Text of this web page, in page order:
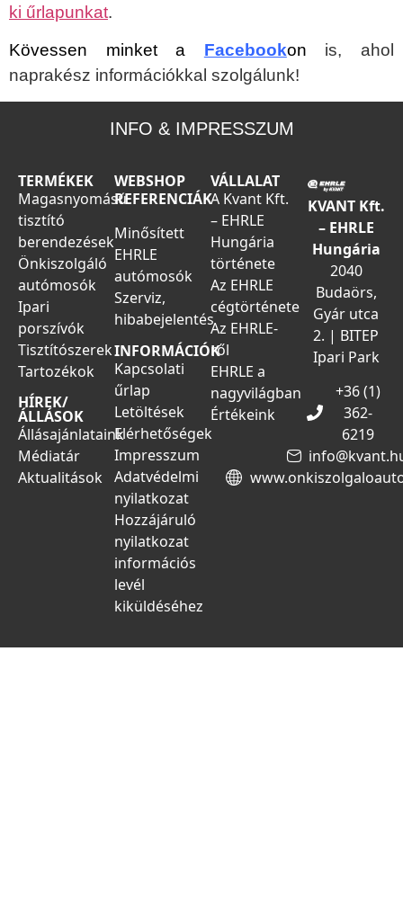
ki űrlapunkat.
Kövessen minket a Facebookon is, ahol
naprakész információkkal szolgálunk!
INFO & IMPRESSZUM
TERMÉKEK
Magasnyomású
tisztító
berendezések
Önkiszolgáló
autómosók
Ipari
porszívók
Tisztítószerek
Tartozékok
HÍREK/
ÁLLÁSOK
Állásajánlataink
Médiatár
Aktualitások
WEBSHOP
REFERENCIÁK
Minősített
EHRLE
autómosók
Szerviz,
hibabejelentés
INFORMÁCIÓK
Kapcsolati
űrlap
Letöltések
Elérhetőségek
Impresszum
Adatvédelmi
nyilatkozat
Hozzájáruló
nyilatkozat
információs
levél
kiküldéséhez
VÁLLALAT
A Kvant Kft.
– EHRLE
Hungária
története
Az EHRLE
cégtörténete
Az EHRLE-
ről
EHRLE a
nagyvilágban
Értékeink
KVANT Kft.
– EHRLE
Hungária
2040
Budaörs,
Gyár utca
2. | BITEP
Ipari Park
+36 (1)
362-
6219